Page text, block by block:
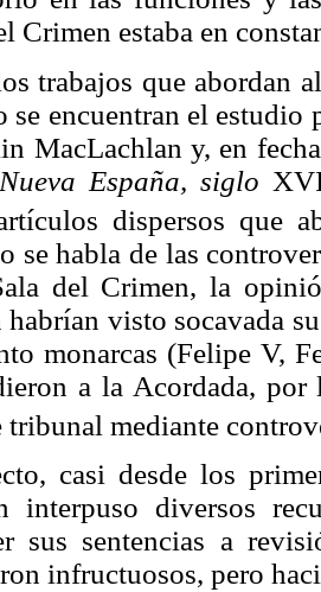
Crimen estaba en
trabajos que abordan
se encuentran el
MacLachlan y, en
España, siglo
dispersos que
se habla de las
del Crimen, la
habrían visto socavada
monarcas (Felipe V,
a la Acordada,
tribunal mediante
casi desde los
interpuso diversos
sus sentencias a
infructuosos, pero